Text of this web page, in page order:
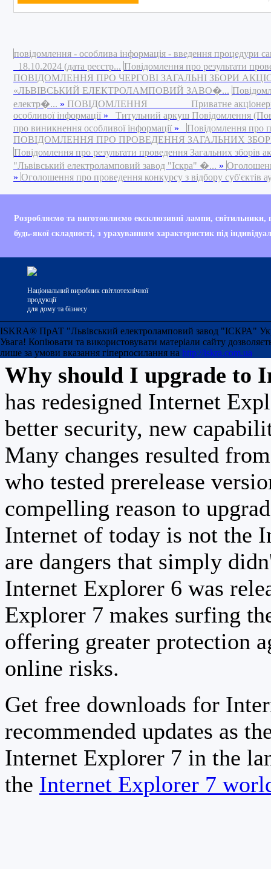
повідомлення - особлива інформація - введення процедури
18.10.2024 (дата реєстр... Повідомлення про результати
ПОВІДОМЛЕННЯ ПРО ЧЕРГОВІ ЗАГАЛЬНІ ЗБОРИ
«ЛЬВІВСЬКИЙ ЕЛЕКТРОЛАМПОВИЙ ЗАВО�...
електр�... » ПОВІДОМЛЕННЯ Приватне акціонерне
особливої інформації »
Титульний аркуш Повідомлення
про виникнення особливої інформації »
Повідомлення про
ПОВІДОМЛЕННЯ ПРО ПРОВЕДЕННЯ ЗАГАЛЬНИХ
Повідомлення про результати проведення Загальних зборів
"Львівський електроламповий завод "Іскра" �... »
» Оголошення про проведення конкурсу з відбору суб'єктів
Розробляємо та виготовляємо ексклюзивні лампи, світильники,
будь-якої складності, з урахуванням характеристик під
Національний виробник світлотехнічної
продукції
для дому та бізнесу
ISKRA® ПрАТ "Львівський електроламповий завод "ІСКРА"
Увага! Копіювати та використовувати матеріали сайту
лише за умови вказання гіперпосилання на http://iskra.com.ua
Your are currently
Internet Explorer 6
Your current web
version 7 of Internet
advantage of all of
Why should I upgrade to
has redesigned Internet
better security, new
Many changes resulted
who tested prerelease
compelling reason to
Internet of today is not the
are dangers that simply
Internet Explorer 6 was
Explorer 7 makes surfing
offering greater protection
online risks.
Get free downloads for
recommended updates as
Internet Explorer 7 in the
the Internet Explorer 7